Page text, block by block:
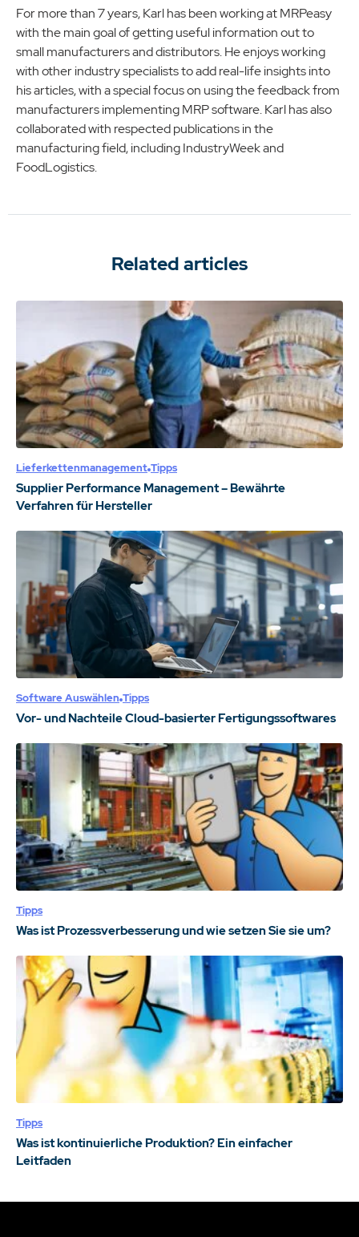
For more than 7 years, Karl has been working at MRPeasy
with the main goal of getting useful information out to
small manufacturers and distributors. He enjoys working
with other industry specialists to add real-life insights into
his articles, with a special focus on using the feedback from
manufacturers implementing MRP software. Karl has also
collaborated with respected publications in the
manufacturing field, including IndustryWeek and
FoodLogistics.
Related articles
Lieferkettenmanagement Tipps
Supplier Performance Management – Bewährte
Verfahren für Hersteller
Software Auswählen Tipps
Vor- und Nachteile Cloud-basierter Fertigungssoftwares
Tipps
Was ist Prozessverbesserung und wie setzen Sie sie um?
Tipps
Was ist kontinuierliche Produktion? Ein einfacher
Leitfaden